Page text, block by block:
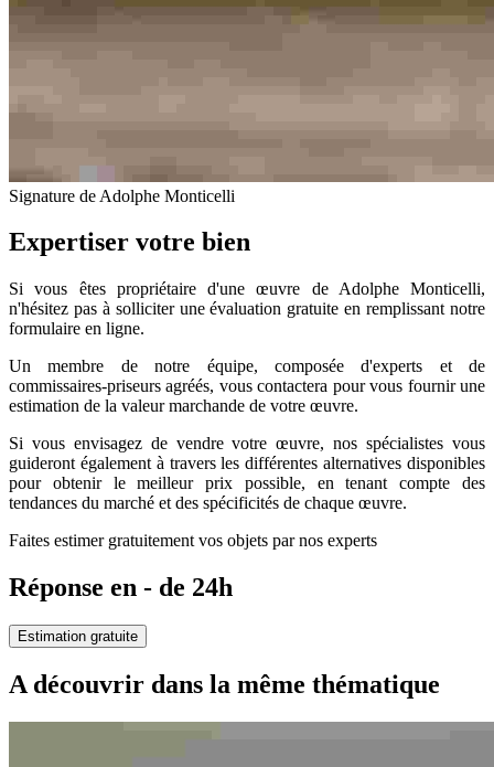
Signature de Adolphe Monticelli
Expertiser votre bien
Si vous êtes propriétaire d'une œuvre de Adolphe Monticelli,
n'hésitez pas à solliciter une évaluation gratuite en remplissant notre
formulaire en ligne.
Un membre de notre équipe, composée d'experts et de
commissaires-priseurs agréés, vous contactera pour vous fournir une
estimation de la valeur marchande de votre œuvre.
Si vous envisagez de vendre votre œuvre, nos spécialistes vous
guideront également à travers les différentes alternatives disponibles
pour obtenir le meilleur prix possible, en tenant compte des
tendances du marché et des spécificités de chaque œuvre.
Faites estimer gratuitement vos objets par nos experts
Réponse en - de 24h
Estimation gratuite
A découvrir dans la même thématique